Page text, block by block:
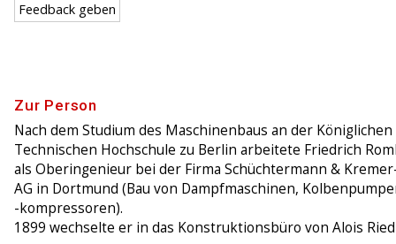
Zur Person
Nach dem Studium des Maschinenbaus an der Königlichen
Technischen Hochschule zu Berlin arbeitete Friedrich
als Oberingenieur bei der Firma Schüchtermann &
AG in Dortmund (Bau von Dampfmaschinen,
-kompressoren).
1899 wechselte er in das Konstruktionsbüro von Alois
Feedback geben